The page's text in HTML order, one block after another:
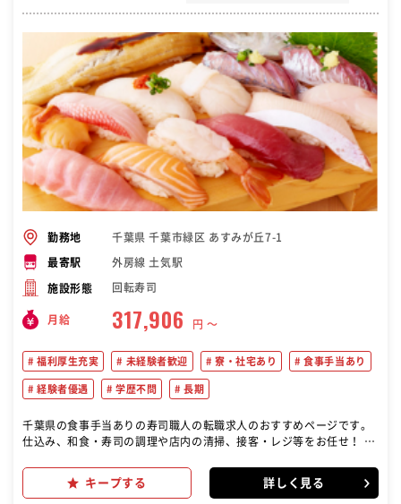
勤務地 千葉県 千葉市緑区 あすみが丘7-1
最寄駅 外房線 土気駅
施設形態 回転寿司
月給 317,906 円 〜
福利厚生充実 未経験者歓迎 寮・社宅あり 食事手当あり
経験者優遇 学歴不問 長期
千葉県の食事手当ありの寿司職人の転職求人のおすすめページです。
仕込み、和食・寿司の調理や店内の清掃、接客・レジ等をお任せ！ 1
ス業の良さはたくさんの人の”笑顔”を見れること。 人に喜んでもらい
たい、そんな気持ちがあればOKです！ ＜具体的には＞ ホール業務 ・
キープする 詳しく見る